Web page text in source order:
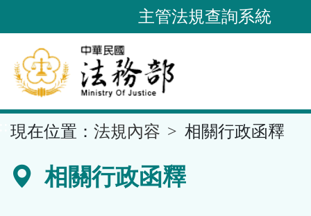
到
要
內
容
區
主管法規查詢系統
現在位置： 法規內容 相關行政函釋
相關行政函釋